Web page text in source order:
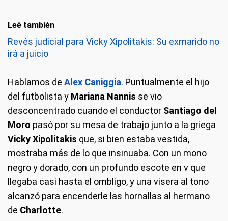
Leé también
Revés judicial para Vicky Xipolitakis: Su exmarido no
irá a juicio
Hablamos de Alex Caniggia. Puntualmente el hijo
del futbolista y Mariana Nannis se vio
desconcentrado cuando el conductor Santiago del
Moro pasó por su mesa de trabajo junto a la griega
Vicky Xipolitakis que, si bien estaba vestida,
mostraba más de lo que insinuaba. Con un mono
negro y dorado, con un profundo escote en v que
llegaba casi hasta el ombligo, y una visera al tono
alcanzó para encenderle las hornallas al hermano
de Charlotte.